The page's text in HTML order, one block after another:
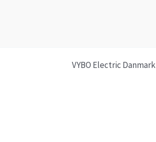
VYBO Electric Danmark